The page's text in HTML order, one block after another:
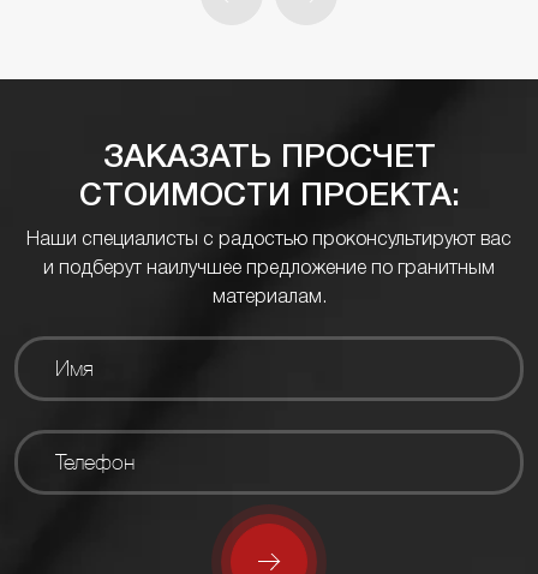
ЗАКАЗАТЬ ПРОСЧЕТ
СТОИМОСТИ ПРОЕКТА:
Наши специалисты с радостью проконсультируют вас
и подберут наилучшее предложение по гранитным
материалам.